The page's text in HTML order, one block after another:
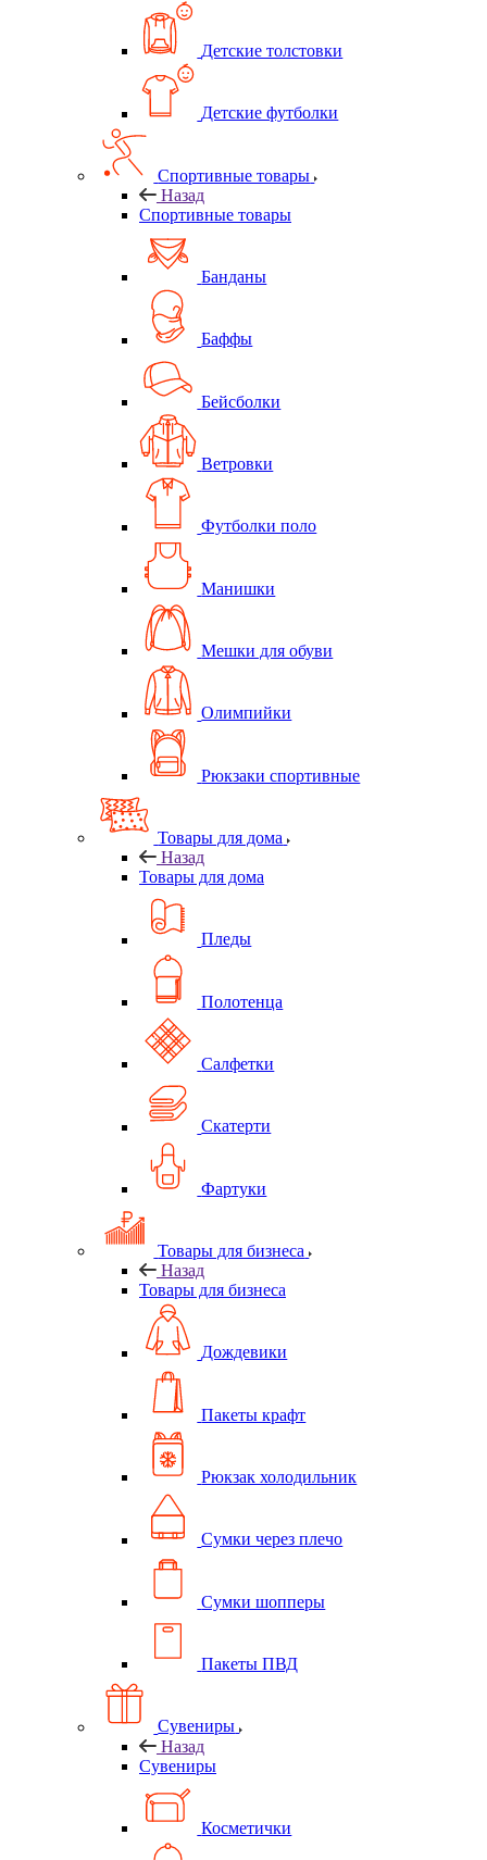
Детские толстовки
Детские футболки
Спортивные товары
Назад
Спортивные товары
Банданы
Баффы
Бейсболки
Ветровки
Футболки поло
Манишки
Мешки для обуви
Олимпийки
Рюкзаки спортивные
Товары для дома
Назад
Товары для дома
Пледы
Полотенца
Салфетки
Скатерти
Фартуки
Товары для бизнеса
Назад
Товары для бизнеса
Дождевики
Пакеты крафт
Рюкзак холодильник
Сумки через плечо
Сумки шопперы
Пакеты ПВД
Сувениры
Назад
Сувениры
Косметички